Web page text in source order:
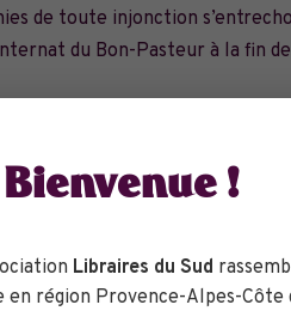
de toute injonction
du Bon-Pasteur à la fin
sous les balles. À partir
traversée de l’histoire de
Bienvenue !
Libraires du Sud
région Provence-Alpes-Côte